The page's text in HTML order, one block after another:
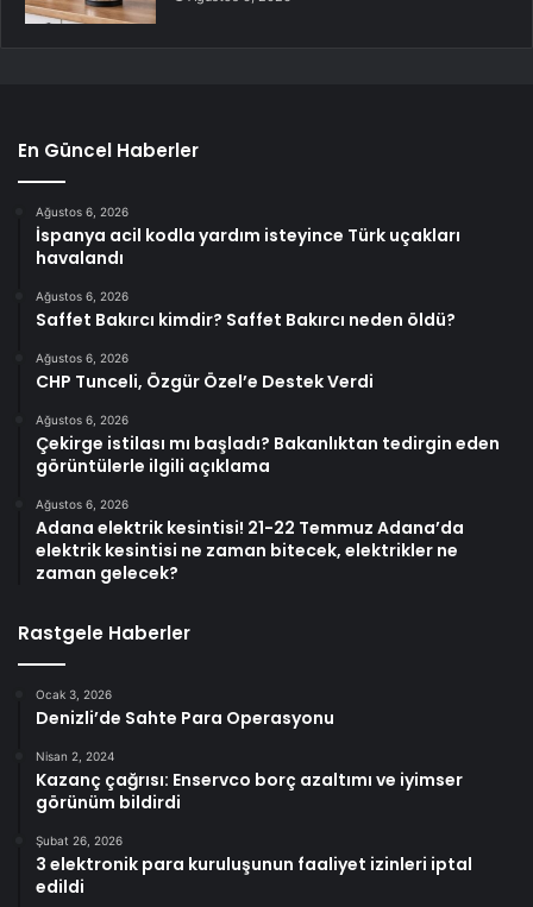
En Güncel Haberler
Ağustos 6, 2026
İspanya acil kodla yardım isteyince Türk uçakları
havalandı
Ağustos 6, 2026
Saffet Bakırcı kimdir? Saffet Bakırcı neden öldü?
Ağustos 6, 2026
CHP Tunceli, Özgür Özel’e Destek Verdi
Ağustos 6, 2026
Çekirge istilası mı başladı? Bakanlıktan tedirgin eden
görüntülerle ilgili açıklama
Ağustos 6, 2026
Adana elektrik kesintisi! 21-22 Temmuz Adana’da
elektrik kesintisi ne zaman bitecek, elektrikler ne
zaman gelecek?
Rastgele Haberler
Ocak 3, 2026
Denizli’de Sahte Para Operasyonu
Nisan 2, 2024
Kazanç çağrısı: Enservco borç azaltımı ve iyimser
görünüm bildirdi
Şubat 26, 2026
3 elektronik para kuruluşunun faaliyet izinleri iptal
edildi